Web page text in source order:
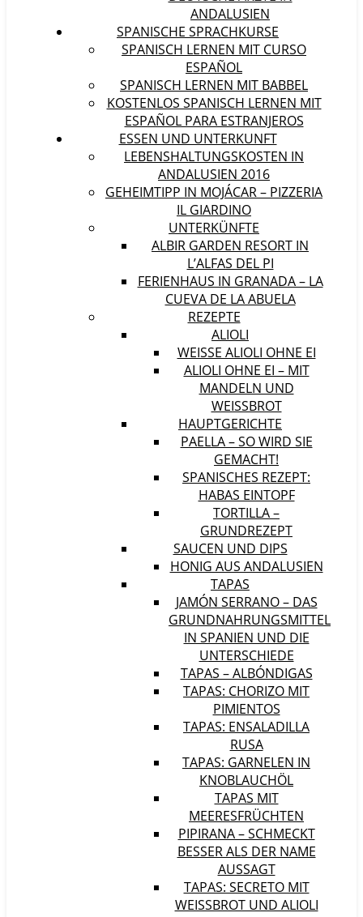
ANDALUSIEN
SPANISCHE SPRACHKURSE
SPANISCH LERNEN MIT CURSO
ESPAÑOL
SPANISCH LERNEN MIT BABBEL
KOSTENLOS SPANISCH LERNEN MIT
ESPAÑOL PARA ESTRANJEROS
ESSEN UND UNTERKUNFT
LEBENSHALTUNGSKOSTEN IN
ANDALUSIEN 2016
GEHEIMTIPP IN MOJÁCAR – PIZZERIA
IL GIARDINO
UNTERKÜNFTE
ALBIR GARDEN RESORT IN
L’ALFAS DEL PI
FERIENHAUS IN GRANADA – LA
CUEVA DE LA ABUELA
REZEPTE
ALIOLI
WEISSE ALIOLI OHNE EI
ALIOLI OHNE EI – MIT
MANDELN UND
WEISSBROT
HAUPTGERICHTE
PAELLA – SO WIRD SIE
GEMACHT!
SPANISCHES REZEPT:
HABAS EINTOPF
TORTILLA –
GRUNDREZEPT
SAUCEN UND DIPS
HONIG AUS ANDALUSIEN
TAPAS
JAMÓN SERRANO – DAS
GRUNDNAHRUNGSMITTEL
IN SPANIEN UND DIE
UNTERSCHIEDE
TAPAS – ALBÓNDIGAS
TAPAS: CHORIZO MIT
PIMIENTOS
TAPAS: ENSALADILLA
RUSA
TAPAS: GARNELEN IN
KNOBLAUCHÖL
TAPAS MIT
MEERESFRÜCHTEN
PIPIRANA – SCHMECKT
BESSER ALS DER NAME
AUSSAGT
TAPAS: SECRETO MIT
WEISSBROT UND ALIOLI